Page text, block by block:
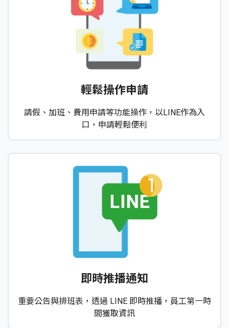
輕鬆操作申請
請假、加班、費用申請等功能操作，以LINE作為入
口，申請輕鬆便利
即時推播通知
重要公告與排班表，透過 LINE 即時推播，員工第一時
間獲取資訊